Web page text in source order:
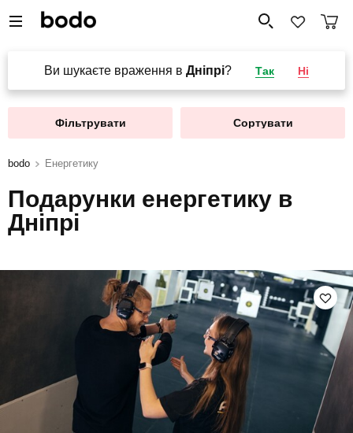
Ви шукаєте враження в Дніпрі? Так Ні
Фільтрувати Сортувати
bodo Енергетику
Подарунки енергетику в
Дніпрі